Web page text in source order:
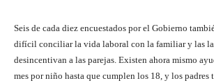
Seis de cada diez encuestados por el Gobierno
difícil conciliar la vida laboral con la familiar y las
desincentivan a las parejas. Existen ahora mismo
mes por niño hasta que cumplen los 18, y los padres